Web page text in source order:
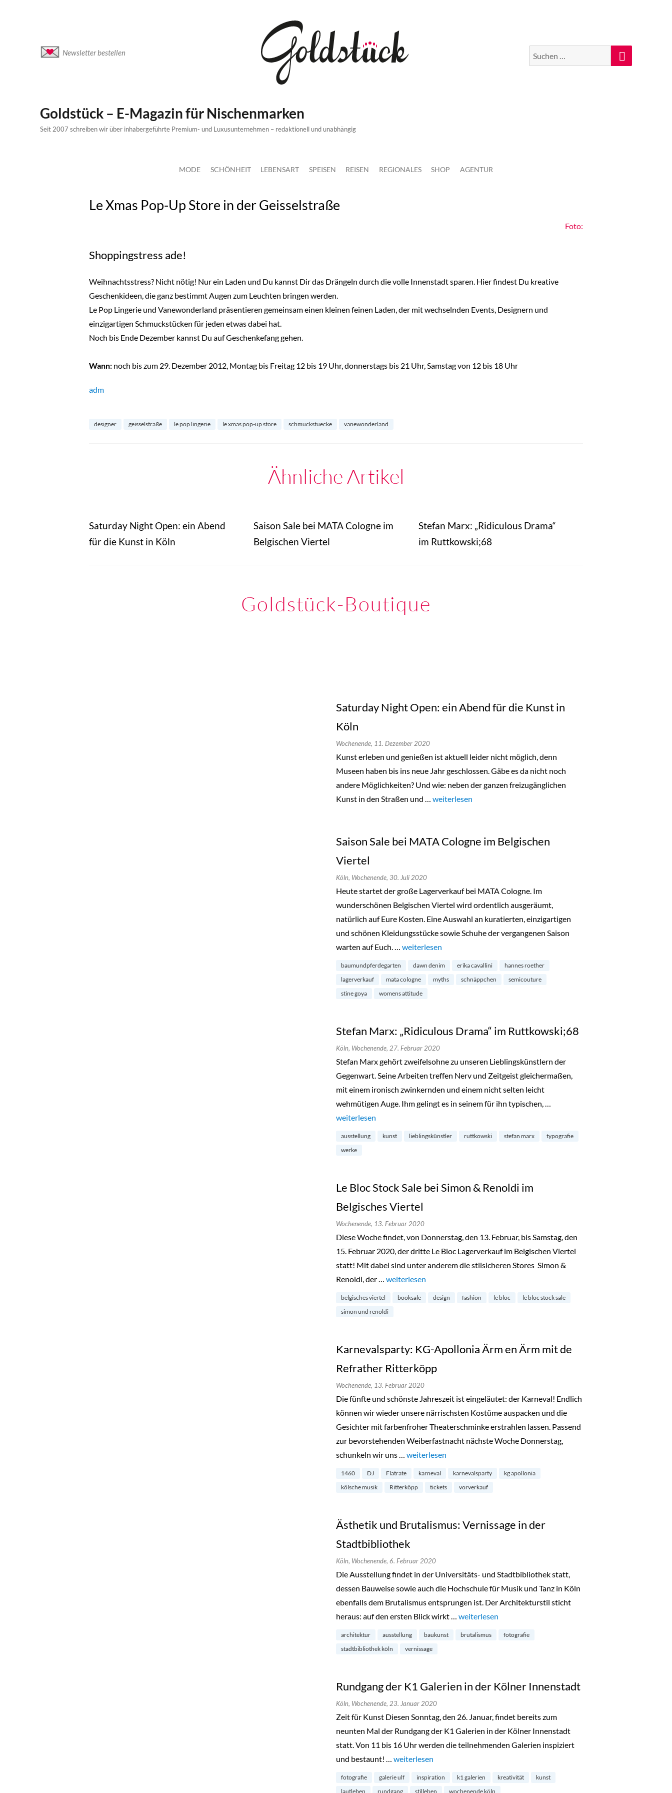
Newsletter bestellen
Suche
nach:
Suchen
Goldstück – E-Magazin für Nischenmarken
Seit 2007 schreiben wir über inhabergeführte Premium- und Luxusunternehmen – redaktionell und unabhängig
MODE SCHÖNHEIT LEBENSART SPEISEN REISEN REGIONALES SHOP AGENTUR
Le Xmas Pop-Up Store in der Geisselstraße
Foto:
Shoppingstress ade!
Weihnachtsstress? Nicht nötig! Nur ein Laden und Du kannst Dir das Drängeln durch die volle Innenstadt sparen. Hier findest Du kreative
Geschenkideen, die ganz bestimmt Augen zum Leuchten bringen werden.
Le Pop Lingerie und Vanewonderland präsentieren gemeinsam einen kleinen feinen Laden, der mit wechselnden Events, Designern und
einzigartigen Schmuckstücken für jeden etwas dabei hat.
Noch bis Ende Dezember kannst Du auf Geschenkefang gehen.
Wann: noch bis zum 29. Dezember 2012, Montag bis Freitag 12 bis 19 Uhr, donnerstags bis 21 Uhr, Samstag von 12 bis 18 Uhr
adm
designer geisselstraße le pop lingerie le xmas pop-up store schmuckstuecke vanewonderland
Ähnliche Artikel
Saturday Night Open: ein Abend
für die Kunst in Köln
Saison Sale bei MATA Cologne im
Belgischen Viertel
Stefan Marx: „Ridiculous Drama“
im Ruttkowski;68
Goldstück-Boutique
Saturday Night Open: ein Abend für die Kunst in
Köln
Wochenende, 11. Dezember 2020
Kunst erleben und genießen ist aktuell leider nicht möglich, denn
Museen haben bis ins neue Jahr geschlossen. Gäbe es da nicht noch
andere Möglichkeiten? Und wie: neben der ganzen freizugänglichen
Kunst in den Straßen und … „Saturday Night Open: ein Abend für die Kunst in Köln“
weiterlesen
Saison Sale bei MATA Cologne im Belgischen
Viertel
Köln, Wochenende, 30. Juli 2020
Heute startet der große Lagerverkauf bei MATA Cologne. Im
wunderschönen Belgischen Viertel wird ordentlich ausgeräumt,
natürlich auf Eure Kosten. Eine Auswahl an kuratierten, einzigartigen
und schönen Kleidungsstücke sowie Schuhe der vergangenen Saison
warten auf Euch. … „Saison Sale bei MATA Cologne im Belgischen Viertel“
weiterlesen
baumundpferdegarten dawn denim erika cavallini
hannes roether
lagerverkauf
mata cologne myths schnäppchen
semicouture
stine goya
womens attitude
Stefan Marx: „Ridiculous Drama“ im Ruttkowski;68
Köln, Wochenende, 27. Februar 2020
Stefan Marx gehört zweifelsohne zu unseren Lieblingskünstlern der
Gegenwart. Seine Arbeiten treffen Nerv und Zeitgeist gleichermaßen,
mit einem ironisch zwinkernden und einem nicht selten leicht
wehmütigen Auge. Ihm gelingt es in seinem für ihn typischen, …
„Stefan Marx: „Ridiculous Drama“ im Ruttkowski;68“
weiterlesen
ausstellung kunst lieblingskünstler ruttkowski stefan marx
typografie
werke
Le Bloc Stock Sale bei Simon & Renoldi im
Belgisches Viertel
Wochenende, 13. Februar 2020
Diese Woche findet, von Donnerstag, den 13. Februar, bis Samstag, den
15. Februar 2020, der dritte Le Bloc Lagerverkauf im Belgischen Viertel
statt! Mit dabei sind unter anderem die stilsicheren Stores Simon &
Renoldi, der … „Le Bloc Stock Sale bei Simon & Renoldi im Belgisches Viertel“
weiterlesen
belgisches viertel booksale design fashion le bloc
le bloc stock sale
simon und renoldi
Karnevalsparty: KG-Apollonia Ärm en Ärm mit de
Refrather Ritterköpp
Wochenende, 13. Februar 2020
Die fünfte und schönste Jahreszeit ist eingeläutet: der Karneval! Endlich
können wir wieder unsere närrischsten Kostüme auspacken und die
Gesichter mit farbenfroher Theaterschminke erstrahlen lassen. Passend
zur bevorstehenden Weiberfastnacht nächste Woche Donnerstag,
schunkeln wir uns … „Karnevalsparty: KG-Apollonia Ärm en Ärm mit de Refrather Ritterköpp“
weiterlesen
1460 DJ Flatrate karneval karnevalsparty
kg apollonia
kölsche musik
Ritterköpp tickets vorverkauf
Ästhetik und Brutalismus: Vernissage in der
Stadtbibliothek
Köln, Wochenende, 6. Februar 2020
Die Ausstellung findet in der Universitäts- und Stadtbibliothek statt,
dessen Bauweise sowie auch die Hochschule für Musik und Tanz in Köln
ebenfalls dem Brutalismus entsprungen ist. Der Architekturstil sticht
heraus: auf den ersten Blick wirkt … „Ästhetik und Brutalismus: Vernissage in der Stadtbibliothek“
weiterlesen
architektur ausstellung baukunst brutalismus
fotografie
stadtbibliothek köln
vernissage
Rundgang der K1 Galerien in der Kölner Innenstadt
Köln, Wochenende, 23. Januar 2020
Zeit für Kunst Diesen Sonntag, den 26. Januar, findet bereits zum
neunten Mal der Rundgang der K1 Galerien in der Kölner Innenstadt
statt. Von 11 bis 16 Uhr werden die teilnehmenden Galerien inspiziert
und bestaunt! … „Rundgang der K1 Galerien in der Kölner Innenstadt“
weiterlesen
fotografie galerie ulf inspiration k1 galerien kreativität
kunst
lautleben
rundgang stilleben wochenende köln